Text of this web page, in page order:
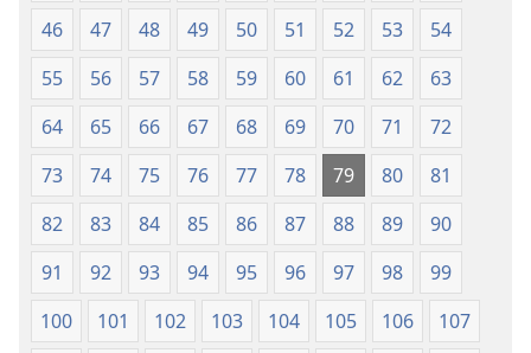
46
47 48 49 50 51 52 53
54
55
56 57 58 59 60 61 62
63
64
65 66 67 68 69 70 71
72
73
74 75 76 77 78 79 80
81
82
83 84 85 86 87 88 89
90
91
92 93 94 95 96 97 98
99
100
101 102 103 104 105 106
107